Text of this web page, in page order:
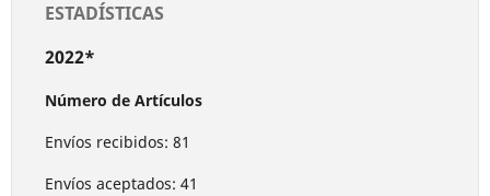
ESTADÍSTICAS
2022*
Número de Artículos
Envíos recibidos: 81
Envíos aceptados: 41